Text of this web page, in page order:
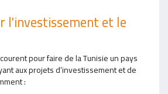
l'investissement et le
pour faire de la Tunisie un pays
aux projets d’investissement et de
: